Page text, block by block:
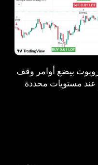
بيضع أوامر وقف
عند مستويات محددة.